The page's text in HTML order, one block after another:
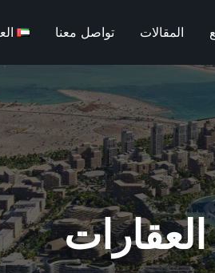
المقالات تواصل معنا